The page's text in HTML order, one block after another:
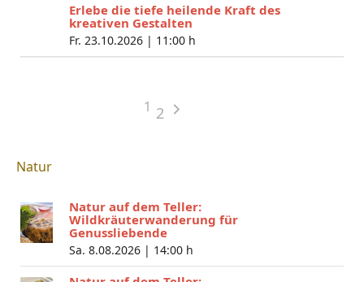
Erlebe die tiefe heilende Kraft des
kreativen Gestalten
Fr. 23.10.2026 | 11:00 h
1 2
Natur
Natur auf dem Teller:
Wildkräuterwanderung für
Genussliebende
Sa. 8.08.2026 | 14:00 h